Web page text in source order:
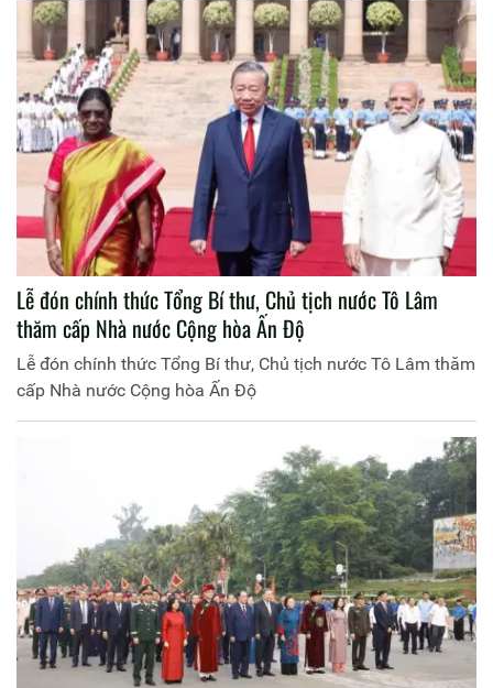
Lễ đón chính thức Tổng Bí thư, Chủ tịch nước Tô Lâm
thăm cấp Nhà nước Cộng hòa Ấn Độ
Lễ đón chính thức Tổng Bí thư, Chủ tịch nước Tô Lâm thăm
cấp Nhà nước Cộng hòa Ấn Độ